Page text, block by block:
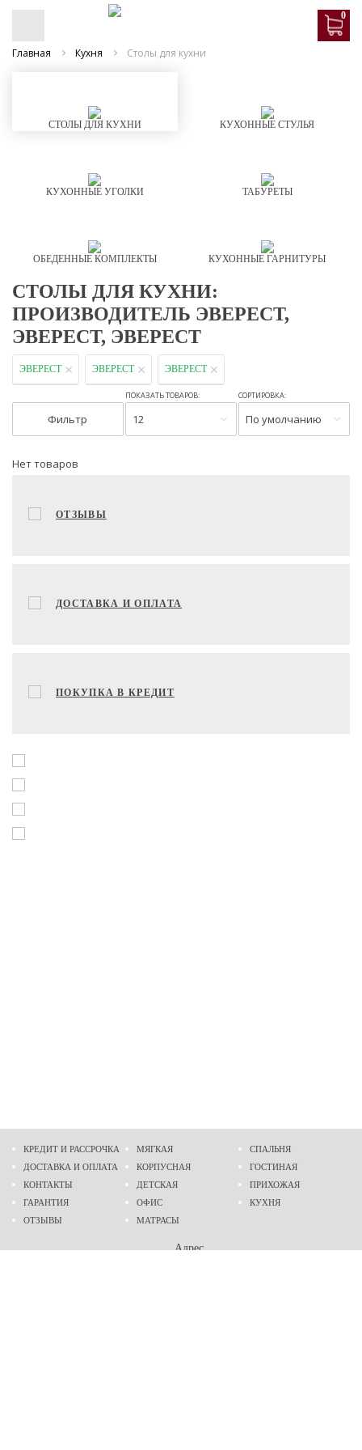
0
Главная Кухня Столы для кухни
СТОЛЫ ДЛЯ КУХНИ КУХОННЫЕ СТУЛЬЯ
КУХОННЫЕ УГОЛКИ ТАБУРЕТЫ
ОБЕДЕННЫЕ КОМПЛЕКТЫ КУХОННЫЕ ГАРНИТУРЫ
СТОЛЫ ДЛЯ КУХНИ:
ПРОИЗВОДИТЕЛЬ ЭВЕРЕСТ,
ЭВЕРЕСТ, ЭВЕРЕСТ
ЭВЕРЕСТ ЭВЕРЕСТ ЭВЕРЕСТ
Фильтр
ПОКАЗАТЬ ТОВАРОВ:
12
СОРТИРОВКА:
По умолчанию
Нет товаров
ОТЗЫВЫ
ДОСТАВКА И ОПЛАТА
ПОКУПКА В КРЕДИТ
КРЕДИТ И РАССРОЧКА
ДОСТАВКА И ОПЛАТА
КОНТАКТЫ
ГАРАНТИЯ
ОТЗЫВЫ
МЯГКАЯ
КОРПУСНАЯ
ДЕТСКАЯ
ОФИС
МАТРАСЫ
СПАЛЬНЯ
ГОСТИНАЯ
ПРИХОЖАЯ
КУХНЯ
Адрес